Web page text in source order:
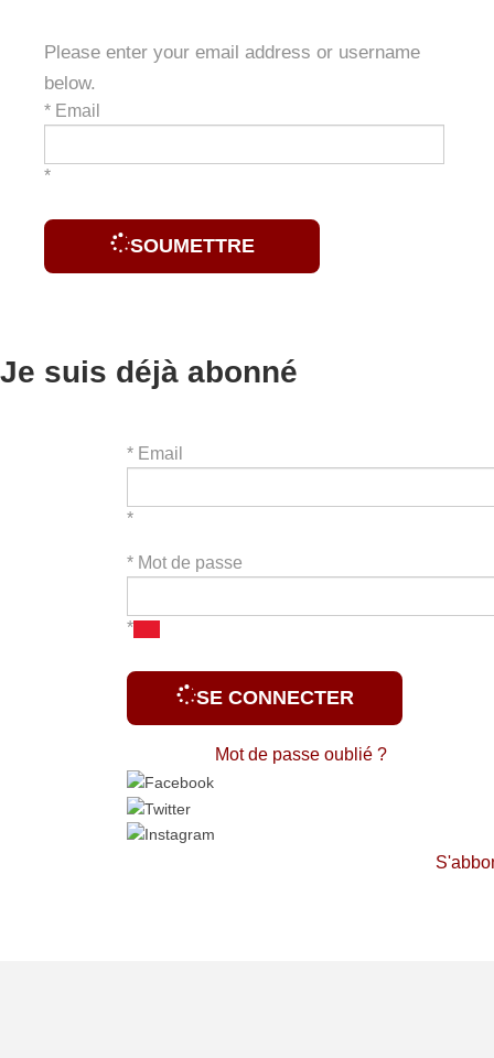
Please enter your email address or username
below.
* Email
*
SOUMETTRE
Je suis déjà abonné
* Email
*
* Mot de passe
*
SE CONNECTER
Mot de passe oublié ?